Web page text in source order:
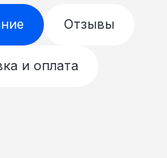
Отзывы
и оплата